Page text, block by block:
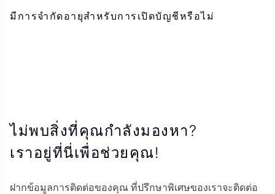
มีการจำกัดอายุสำหรับการเปิดบัญชีหรือไม่
ไม่พบสิ่งที่คุณกำลังมองหา?
เราอยู่ที่นี่เพื่อช่วยคุณ!
ฝากข้อมูลการติดต่อของคุณ ที่ปรึกษาพิเศษของเราจะติดต่อ